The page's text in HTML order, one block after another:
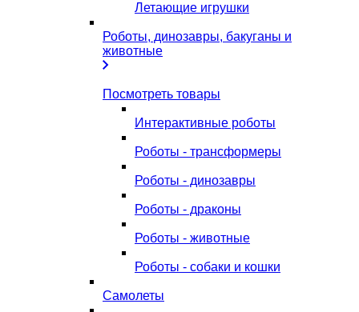
Летающие игрушки
Роботы, динозавры, бакуганы и
животные
Посмотреть товары
Интерактивные роботы
Роботы - трансформеры
Роботы - динозавры
Роботы - драконы
Роботы - животные
Роботы - собаки и кошки
Самолеты